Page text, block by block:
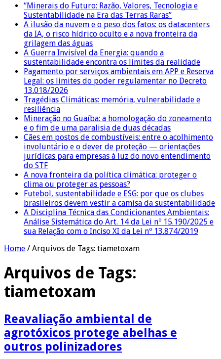
“Minerais do Futuro: Razão, Valores, Tecnologia e
Sustentabilidade na Era das Terras Raras”
A ilusão da nuvem e o peso dos fatos: os datacenters
da IA, o risco hídrico oculto e a nova fronteira da
grilagem das águas
A Guerra Invisível da Energia: quando a
sustentabilidade encontra os limites da realidade
Pagamento por serviços ambientais em APP e Reserva
Legal: os limites do poder regulamentar no Decreto
13.018/2026
Tragédias Climáticas: memória, vulnerabilidade e
resiliência
Mineração no Guaíba: a homologação do zoneamento
e o fim de uma paralisia de duas décadas
Cães em postos de combustíveis: entre o acolhimento
involuntário e o dever de proteção — orientações
jurídicas para empresas à luz do novo entendimento
do STF
A nova fronteira da política climática: proteger o
clima ou proteger as pessoas?
Futebol, sustentabilidade e ESG: por que os clubes
brasileiros devem vestir a camisa da sustentabilidade
A Disciplina Técnica das Condicionantes Ambientais:
Análise Sistemática do Art. 14 da Lei nº 15.190/2025 e
sua Relação com o Inciso XI da Lei nº 13.874/2019
Home / Arquivos de Tags: tiametoxam
Arquivos de Tags:
tiametoxam
Reavaliação ambiental de
agrotóxicos protege abelhas e
outros polinizadores